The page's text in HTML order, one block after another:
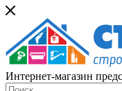
Интернет-магазин